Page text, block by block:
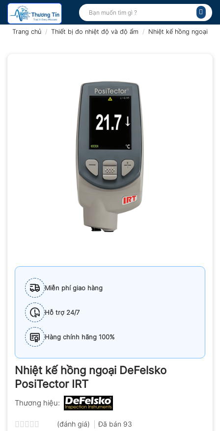
Bỏ
qua
Tìm
kiếm:
Trang chủ / Thiết bị đo nhiệt độ và độ ẩm / Nhiệt kế hồng ngoại
Miễn phí giao hàng
Hỗ trợ 24/7
Hàng chính hãng 100%
Nhiệt kế hồng ngoại DeFelsko
PosiTector IRT
Thương hiệu:
(đánh giá) Đã bán 93